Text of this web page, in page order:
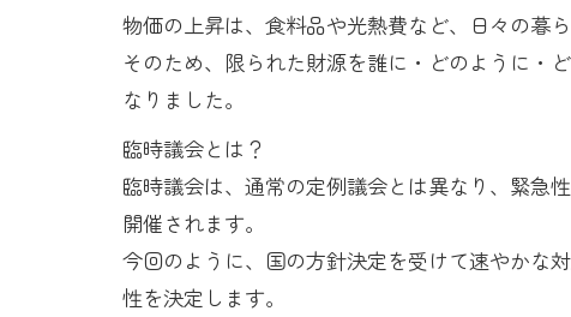
物価の上昇は、食料品や光熱費など、日々の暮
そのため、限られた財源を誰に・どのように・
なりました。
臨時議会とは？
臨時議会は、通常の定例議会とは異なり、緊急
開催されます。
今回のように、国の方針決定を受けて速やかな
性を決定します。